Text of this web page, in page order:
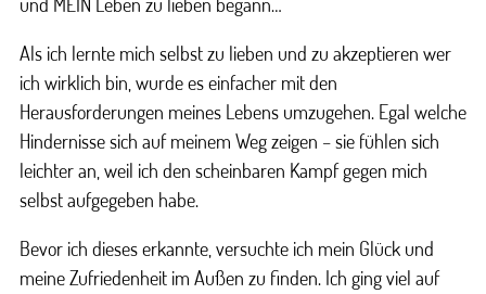
Als ich lernte mich selbst zu lieben und zu akzeptieren wer
ich wirklich bin, wurde es einfacher mit den
Herausforderungen meines Lebens umzugehen. Egal welche
Hindernisse sich auf meinem Weg zeigen – sie fühlen sich
leichter an, weil ich den scheinbaren Kampf gegen mich
selbst aufgegeben habe.
Bevor ich dieses erkannte, versuchte ich mein Glück und
meine Zufriedenheit im Außen zu finden. Ich ging viel auf